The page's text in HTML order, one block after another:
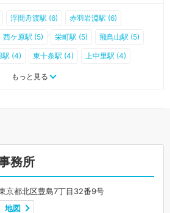
浮間舟渡駅 (6) 赤羽岩淵駅 (6)
西ケ原駅 (5) 栄町駅 (5) 飛鳥山駅 (5)
駅 (4) 東十条駅 (4) 上中里駅 (4)
西ヶ原四丁目駅 (3)
もっと見る
務所
京都北区豊島7丁目32番9号
地図